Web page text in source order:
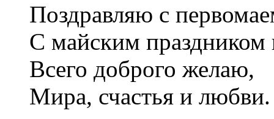
Поздравляю с
С майским праздником
Всего доброго желаю,
Мира, счастья и любви.